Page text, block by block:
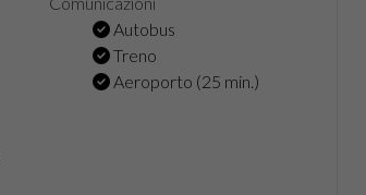
Autobus
Treno
Aeroporto (25 min.)